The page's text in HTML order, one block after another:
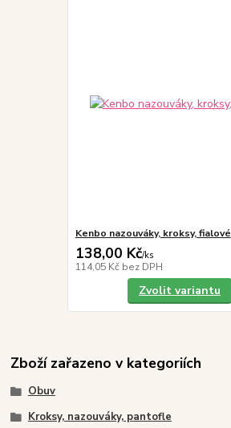
Kenbo nazouváky, kroksy, fialové
138,00 Kč/ks
114,05 Kč bez DPH
Zvolit variantu
Zboží zařazeno v kategoriích
Obuv
Kroksy, nazouváky, pantofle